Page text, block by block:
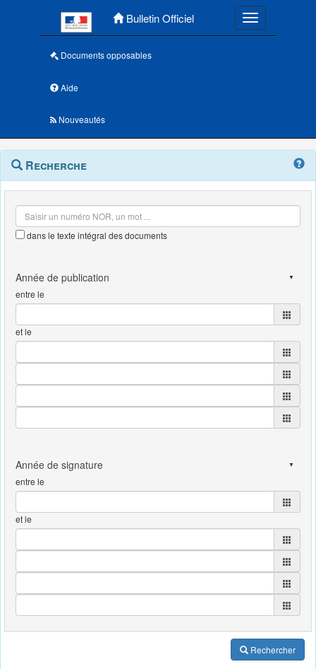
Bulletin Officiel Toggle
Documents opposables
Aide
Nouveautés
Navigation
outils
Menu
contextuel
Recherche
dans le texte intégral des documents
entre le
et le
entre le
et le
Rechercher